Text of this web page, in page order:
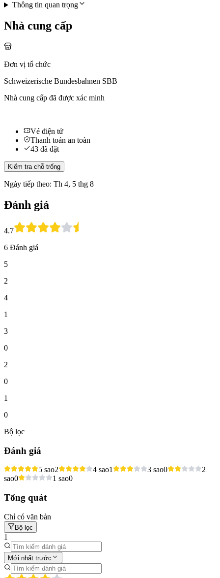
Thông tin quan trọng
Nhà cung cấp
Đơn vị tổ chức
Schweizerische Bundesbahnen SBB
Nhà cung cấp đã được xác minh
Vé điện tử
Thanh toán an toàn
43 đã đặt
Kiểm tra chỗ trống
Ngày tiếp theo: Th 4, 5 thg 8
Đánh giá
4.7
6 Đánh giá
5
2
4
1
3
0
2
0
1
0
Bộ lọc
Đánh giá
5 sao2 4 sao1 3 sao0
2
sao0 1 sao0
Tổng quát
Chỉ có văn bản
Bộ lọc
1
Mới nhất trước